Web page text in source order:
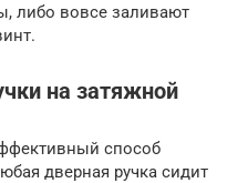
либо вовсе заливают
на затяжной
способ
дверная ручка сидит